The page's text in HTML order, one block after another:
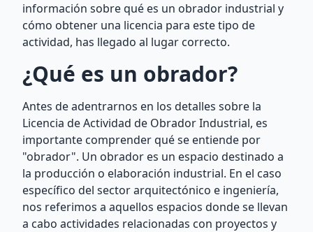
información sobre qué es un obrador industrial y
cómo obtener una licencia para este tipo de
actividad, has llegado al lugar correcto.
¿Qué es un obrador?
Antes de adentrarnos en los detalles sobre la
Licencia de Actividad de Obrador Industrial, es
importante comprender qué se entiende por
"obrador". Un obrador es un espacio destinado a
la producción o elaboración industrial. En el caso
específico del sector arquitectónico e ingeniería,
nos referimos a aquellos espacios donde se llevan
a cabo actividades relacionadas con proyectos y